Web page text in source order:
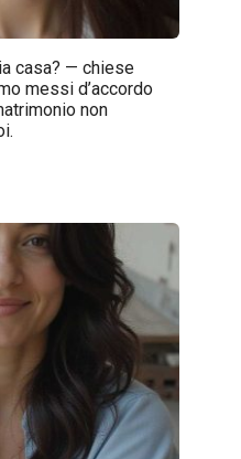
casa? — chiese
messi d’accordo
non